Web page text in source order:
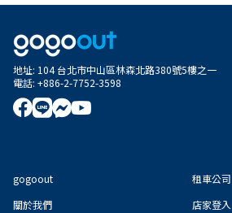
地址: 104 台北市中山區林森北路380號5樓之一
電話: +886-2-7752-3598
gogoout
關於我們
租車公司
店家登入